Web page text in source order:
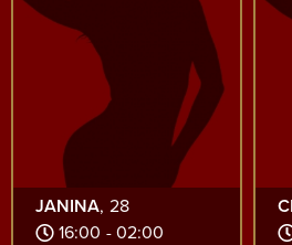
JANINA, 28
16:00 - 02:00